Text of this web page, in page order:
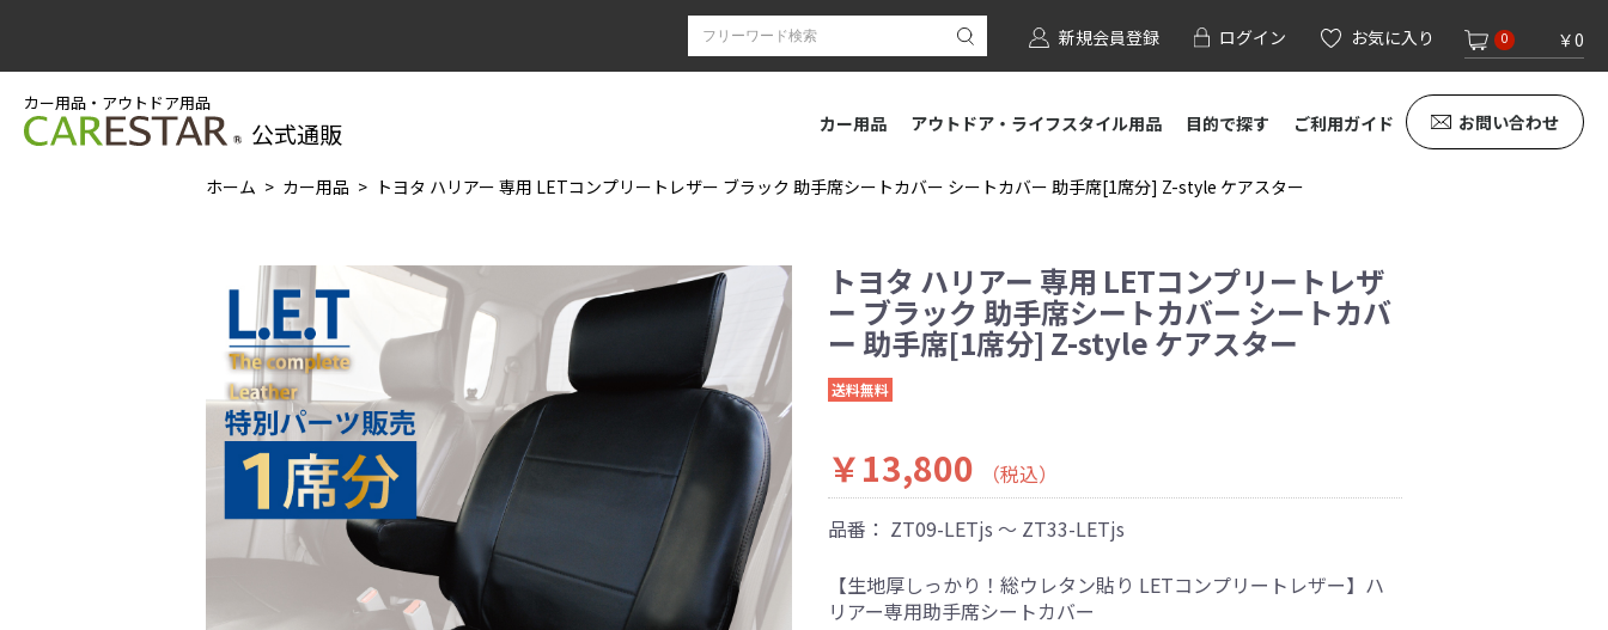
新規会員登録 ログイン お気に入り 0 ￥0
カー用品・アウトドア用品
公式通販 カー用品 アウトドア・ライフスタイル用品 目的で探す ご利用ガイド お問い合わせ
ホーム カー用品 トヨタ ハリアー 専用 LETコンプリートレザー ブラック 助手席シートカバー シートカバー 助手席[1席分] Z-style ケアスター
トヨタ ハリアー 専用 LETコンプリートレザ
ー ブラック 助手席シートカバー シートカバ
ー 助手席[1席分] Z-style ケアスター
送料無料
￥13,800
（税込）
品番： ZT09-LETjs ～ ZT33-LETjs
【生地厚しっかり！総ウレタン貼り LETコンプリートレザー】ハ
リアー専用助手席シートカバー